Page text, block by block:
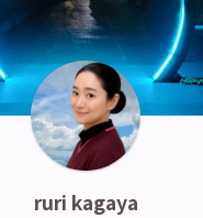
ruri kagaya